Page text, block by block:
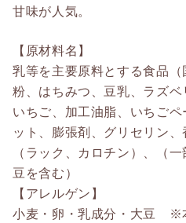
甘味が人気。
【原材料名】
乳等を主要原料とする食品
粉、はちみつ、豆乳、ラズ
いちご、加工油脂、いちご
ット、膨張剤、グリセリン
（ラック、カロチン）、（
豆を含む）
【アレルゲン】
小麦・卵・乳成分・大豆 ※